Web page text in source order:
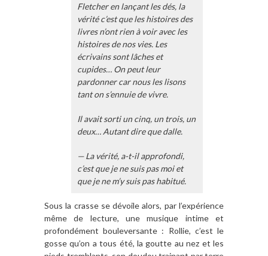
Fletcher en lançant les dés, la
vérité c’est que les histoires des
livres n’ont rien à voir avec les
histoires de nos vies. Les
écrivains sont lâches et
cupides… On peut leur
pardonner car nous les lisons
tant on s’ennuie de vivre.
Il avait sorti un cinq, un trois, un
deux… Autant dire que dalle.
— La vérité, a-t-il approfondi,
c’est que je ne suis pas moi et
que je ne m’y suis pas habitué.
Sous la crasse se dévoile alors, par l’expérience
même de lecture, une musique intime et
profondément bouleversante : Rollie, c’est le
gosse qu’on a tous été, la goutte au nez et les